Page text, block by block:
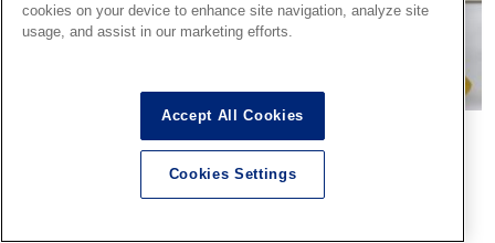
ホビーラウンドショールーム、発売商品のご案内～キャラグミ
cookies on your device to enhance site navigation, analyze site
usage, and assist in our marketing efforts.
Accept All Cookies
Cookies Settings